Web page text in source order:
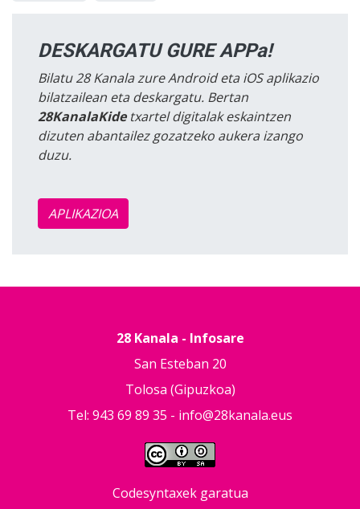
DESKARGATU GURE APPa!
Bilatu 28 Kanala zure Android eta iOS aplikazio
bilatzailean eta deskargatu. Bertan
28KanalaKidetxartel digitalak eskaintzen
dizuten abantailez gozatzeko aukera izango
duzu.
APLIKAZIOA
28 Kanala - Infosare
San Esteban 20
Tolosa (Gipuzkoa)
Tel: 943 69 89 35 - info@28kanala.eus
Codesyntaxek garatua